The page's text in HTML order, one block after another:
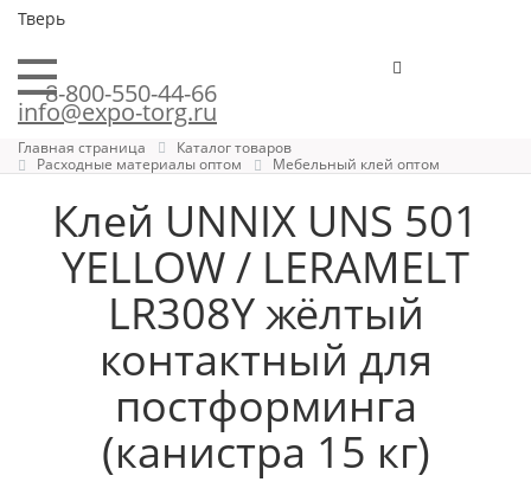
Тверь
8-800-550-44-66
info@expo-torg.ru
Главная страница
Каталог товаров
Расходные материалы оптом
Мебельный клей оптом
Клей UNNIX UNS 501
YELLOW / LERAMELT
LR308Y жёлтый
контактный для
постформинга
(канистра 15 кг)